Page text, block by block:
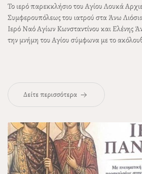
Το ιερό παρεκκλήσιο του Αγίου Λουκά
Συμφερουπόλεως του ιατρού στα Άνω
Ιερό Ναό Αγίων Κωνσταντίνου και Ελένης
την μνήμη του Αγίου σύμφωνα με το
Δείτε περισσότερα